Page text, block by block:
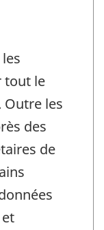
tout le
les
des
de